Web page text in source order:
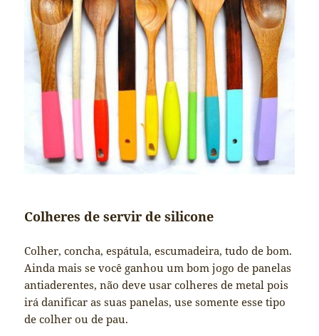
Colheres de servir de silicone
Colher, concha, espátula, escumadeira, tudo de bom.
Ainda mais se você ganhou um bom jogo de panelas
antiaderentes, não deve usar colheres de metal pois
irá danificar as suas panelas, use somente esse tipo
de colher ou de pau.